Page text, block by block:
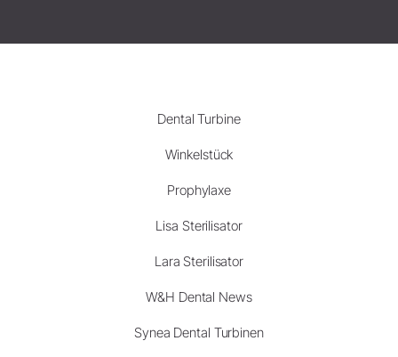
Dental Turbine
Winkelstück
Prophylaxe
Lisa Sterilisator
Lara Sterilisator
W&H Dental News
Synea Dental Turbinen